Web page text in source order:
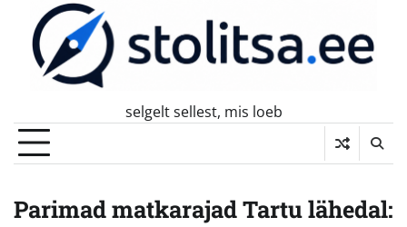
content
selgelt sellest, mis loeb
Parimad matkarajad Tartu lähedal: